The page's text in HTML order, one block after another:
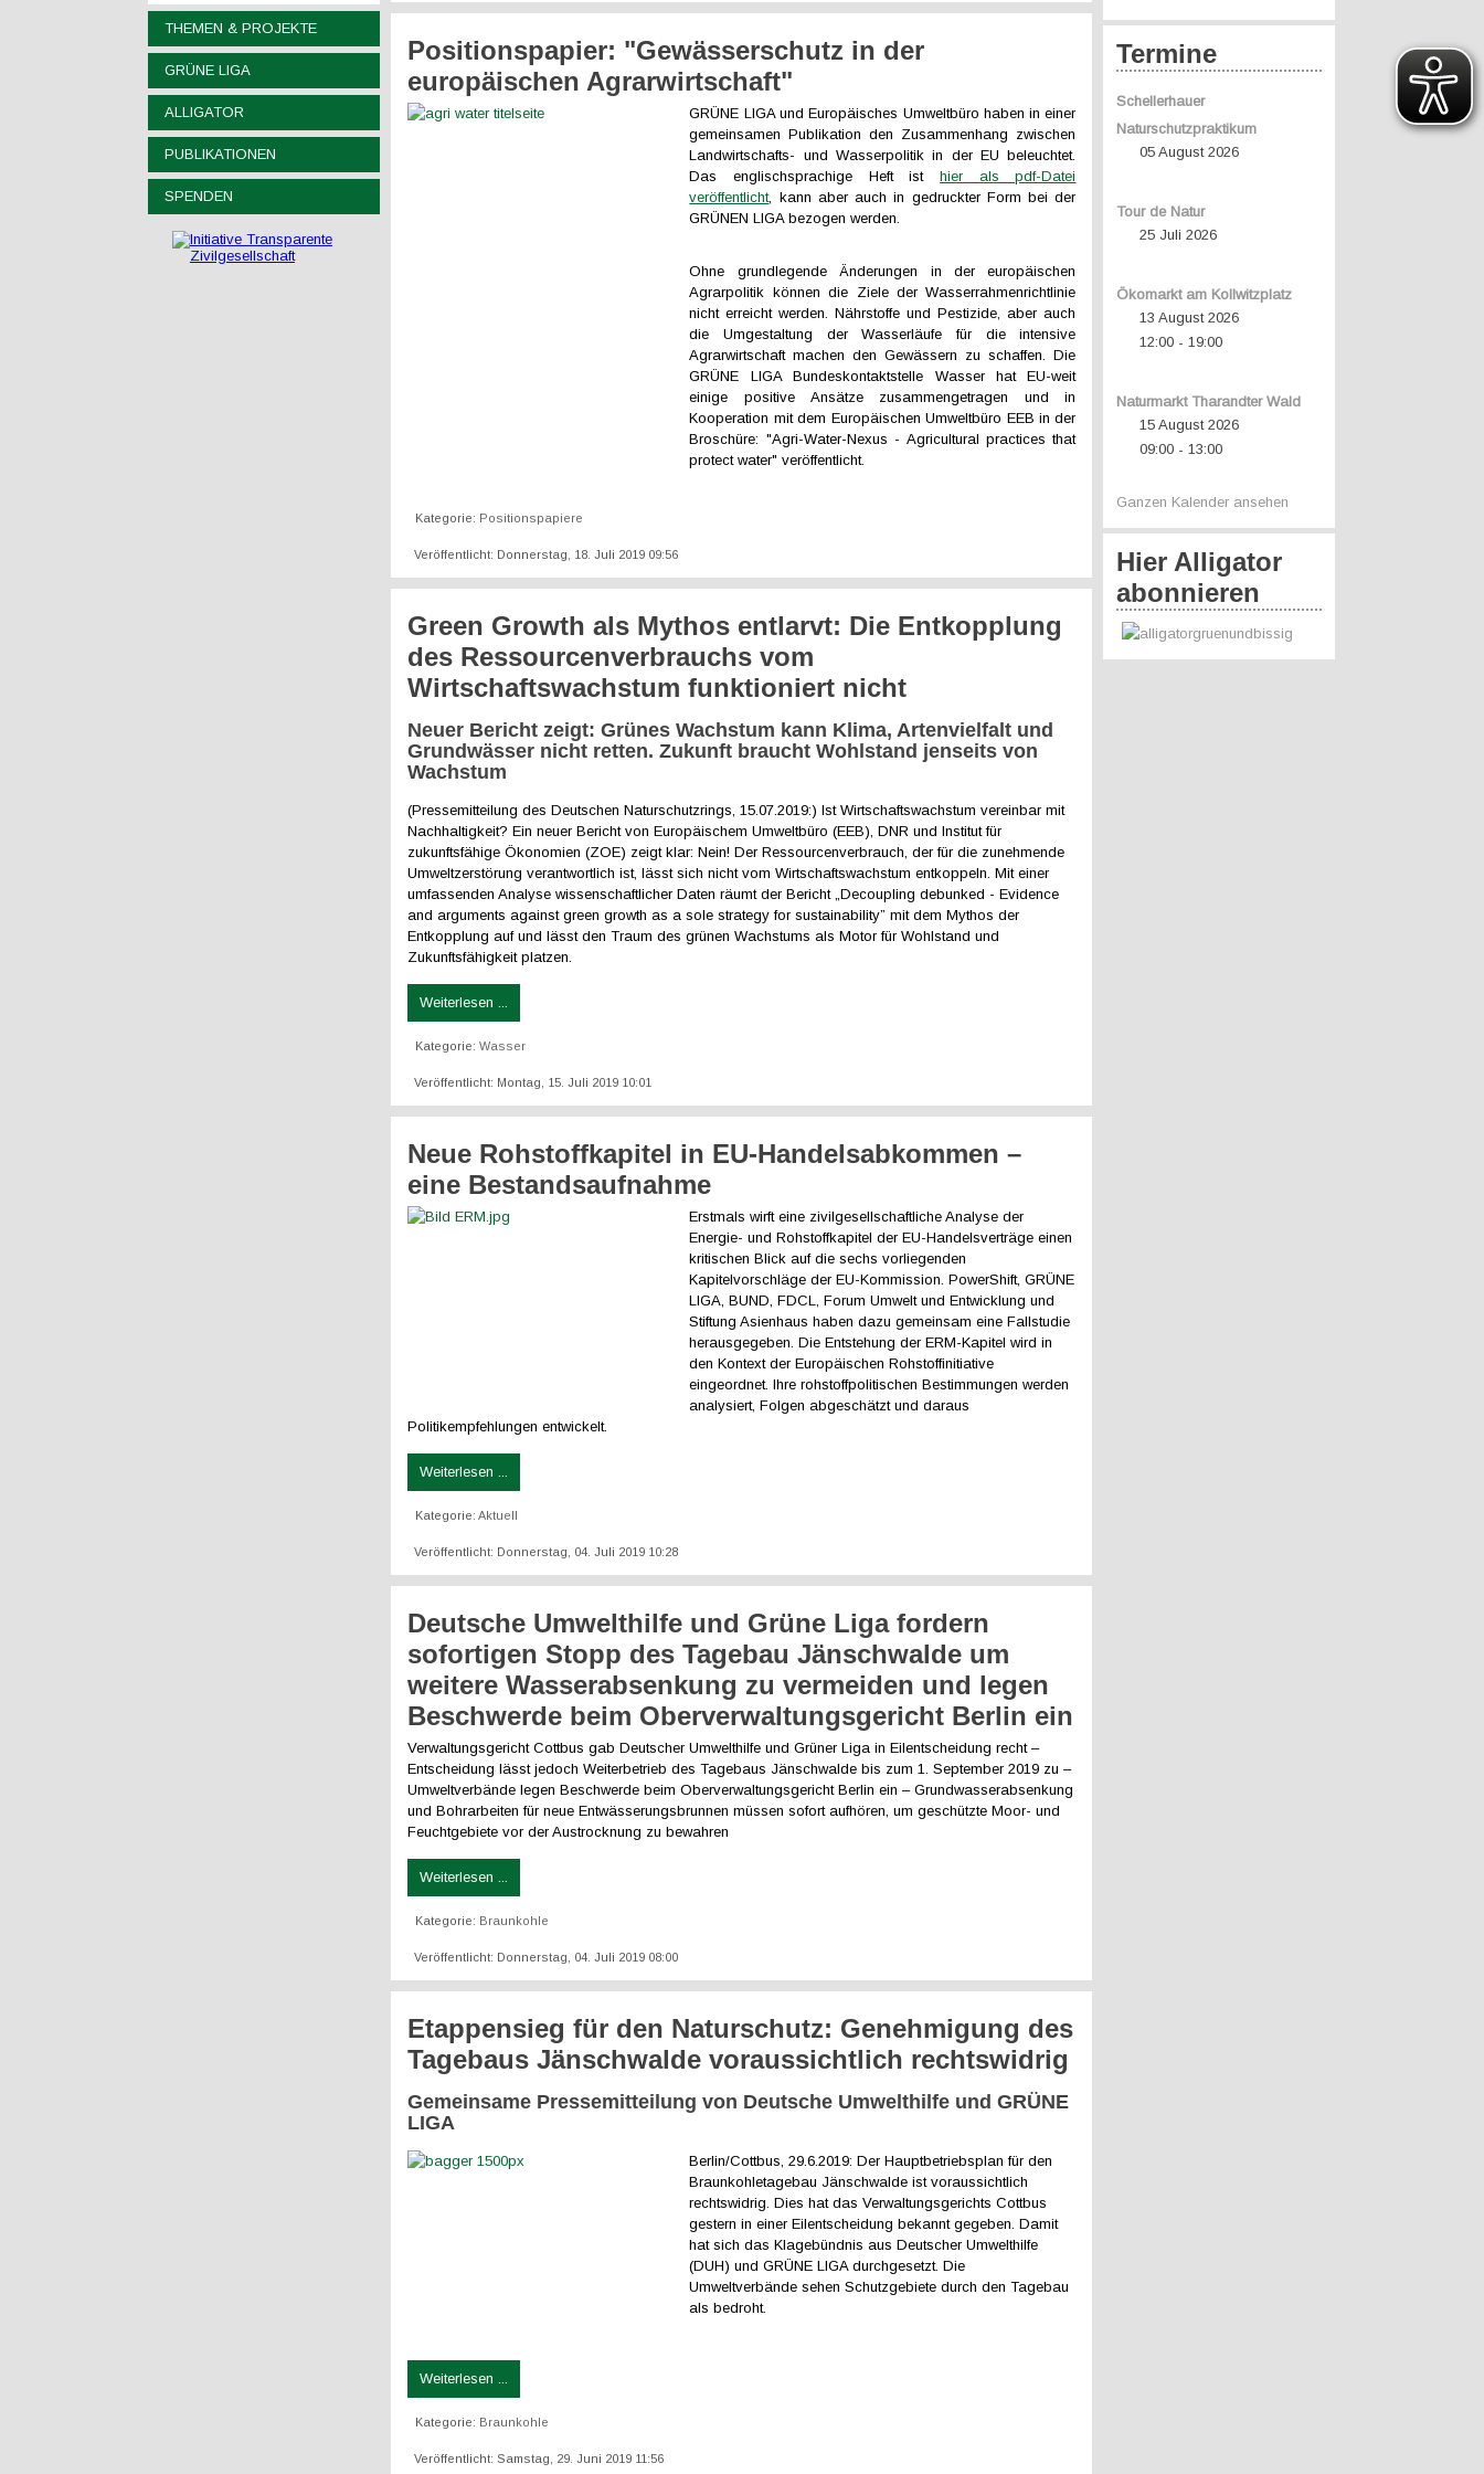
THEMEN & PROJEKTE
GRÜNE LIGA
ALLIGATOR
PUBLIKATIONEN
SPENDEN
Positionspapier: "Gewässerschutz in der
europäischen Agrarwirtschaft"
GRÜNE LIGA und Europäisches Umweltbüro haben in einer
gemeinsamen Publikation den Zusammenhang zwischen
Landwirtschafts- und Wasserpolitik in der EU beleuchtet.
Das englischsprachige Heft isthier als pdf-Datei
veröffentlicht, kann aber auch in gedruckter Form bei der
GRÜNEN LIGA bezogen werden.
Ohne grundlegende Änderungen in der europäischen
Agrarpolitik können die Ziele der Wasserrahmenrichtlinie
nicht erreicht werden. Nährstoffe und Pestizide, aber auch
die Umgestaltung der Wasserläufe für die intensive
Agrarwirtschaft machen den Gewässern zu schaffen. Die
GRÜNE LIGA Bundeskontaktstelle Wasser hat EU-weit
einige positive Ansätze zusammengetragen und in
Kooperation mit dem Europäischen Umweltbüro EEB in der
Broschüre: "Agri-Water-Nexus - Agricultural practices that
protect water" veröffentlicht.
Kategorie: Positionspapiere
Veröffentlicht: Donnerstag, 18. Juli 2019 09:56
Green Growth als Mythos entlarvt: Die Entkopplung
des Ressourcenverbrauchs vom
Wirtschaftswachstum funktioniert nicht
Neuer Bericht zeigt: Grünes Wachstum kann Klima, Artenvielfalt und
Grundwässer nicht retten. Zukunft braucht Wohlstand jenseits von
Wachstum
(Pressemitteilung des Deutschen Naturschutzrings, 15.07.2019:) Ist Wirtschaftswachstum vereinbar mit
Nachhaltigkeit? Ein neuer Bericht von Europäischem Umweltbüro (EEB), DNR und Institut für
zukunftsfähige Ökonomien (ZOE) zeigt klar: Nein! Der Ressourcenverbrauch, der für die zunehmende
Umweltzerstörung verantwortlich ist, lässt sich nicht vom Wirtschaftswachstum entkoppeln. Mit einer
umfassenden Analyse wissenschaftlicher Daten räumt der Bericht „Decoupling debunked - Evidence
and arguments against green growth as a sole strategy for sustainability” mit dem Mythos der
Entkopplung auf und lässt den Traum des grünen Wachstums als Motor für Wohlstand und
Zukunftsfähigkeit platzen.
Weiterlesen ...
Kategorie:Wasser
Veröffentlicht: Montag, 15. Juli 2019 10:01
Neue Rohstoffkapitel in EU-Handelsabkommen –
eine Bestandsaufnahme
Erstmals wirft eine zivilgesellschaftliche Analyse der
Energie- und Rohstoffkapitel der EU-Handelsverträge einen
kritischen Blick auf die sechs vorliegenden
Kapitelvorschläge der EU-Kommission. PowerShift, GRÜNE
LIGA, BUND, FDCL, Forum Umwelt und Entwicklung und
Stiftung Asienhaus haben dazu gemeinsam eine Fallstudie
herausgegeben. Die Entstehung der ERM-Kapitel wird in
den Kontext der Europäischen Rohstoffinitiative
eingeordnet. Ihre rohstoffpolitischen Bestimmungen werden
analysiert, Folgen abgeschätzt und daraus
Politikempfehlungen entwickelt.
Weiterlesen ...
Kategorie:Aktuell
Veröffentlicht: Donnerstag, 04. Juli 2019 10:28
Deutsche Umwelthilfe und Grüne Liga fordern
sofortigen Stopp des Tagebau Jänschwalde um
weitere Wasserabsenkung zu vermeiden und legen
Beschwerde beim Oberverwaltungsgericht Berlin ein
Verwaltungsgericht Cottbus gab Deutscher Umwelthilfe und Grüner Liga in Eilentscheidung recht –
Entscheidung lässt jedoch Weiterbetrieb des Tagebaus Jänschwalde bis zum 1. September 2019 zu –
Umweltverbände legen Beschwerde beim Oberverwaltungsgericht Berlin ein – Grundwasserabsenkung
und Bohrarbeiten für neue Entwässerungsbrunnen müssen sofort aufhören, um geschützte Moor- und
Feuchtgebiete vor der Austrocknung zu bewahren
Weiterlesen ...
Kategorie: Braunkohle
Veröffentlicht: Donnerstag, 04. Juli 2019 08:00
Etappensieg für den Naturschutz: Genehmigung des
Tagebaus Jänschwalde voraussichtlich rechtswidrig
Gemeinsame Pressemitteilung von Deutsche Umwelthilfe und GRÜNE
LIGA
Berlin/Cottbus, 29.6.2019: Der Hauptbetriebsplan für den
Braunkohletagebau Jänschwalde ist voraussichtlich
rechtswidrig. Dies hat das Verwaltungsgerichts Cottbus
gestern in einer Eilentscheidung bekannt gegeben. Damit
hat sich das Klagebündnis aus Deutscher Umwelthilfe
(DUH) und GRÜNE LIGA durchgesetzt. Die
Umweltverbände sehen Schutzgebiete durch den Tagebau
als bedroht.
Weiterlesen ...
Kategorie: Braunkohle
Veröffentlicht: Samstag, 29. Juni 2019 11:56
Termine
Schellerhauer
Naturschutzpraktikum
05 August 2026
Tour de Natur
25 Juli 2026
Ökomarkt am Kollwitzplatz
13 August 2026
12:00 -19:00
Naturmarkt Tharandter Wald
15 August 2026
09:00 -13:00
Ganzen Kalender ansehen
Hier Alligator
abonnieren